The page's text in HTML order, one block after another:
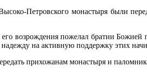
Петровского монастыря были
возрождения пожелал братии Божией
надежду на активную поддержку этих
прихожанам монастыря и